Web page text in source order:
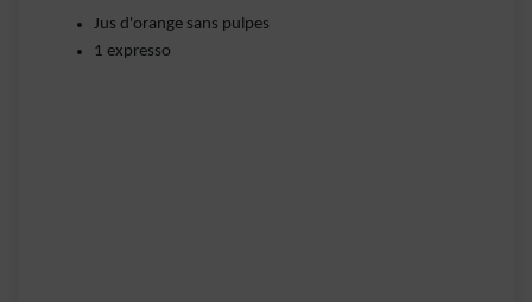
Jus d'orange sans pulpes
1 expresso